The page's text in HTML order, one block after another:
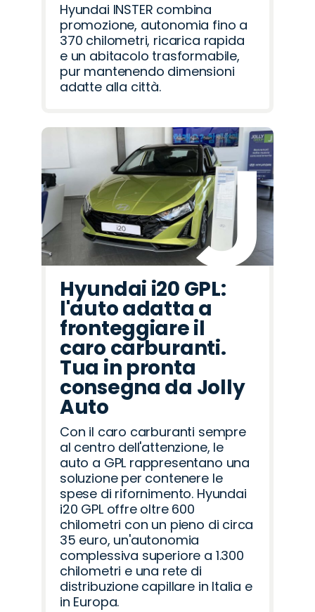
Hyundai INSTER combina
promozione, autonomia fino a
370 chilometri, ricarica rapida
e un abitacolo trasformabile,
pur mantenendo dimensioni
adatte alla città.
Hyundai i20 GPL:
l'auto adatta a
fronteggiare il
caro carburanti.
Tua in pronta
consegna da Jolly
Auto
Con il caro carburanti sempre
al centro dell'attenzione, le
auto a GPL rappresentano una
soluzione per contenere le
spese di rifornimento. Hyundai
i20 GPL offre oltre 600
chilometri con un pieno di circa
35 euro, un'autonomia
complessiva superiore a 1.300
chilometri e una rete di
distribuzione capillare in Italia e
in Europa.